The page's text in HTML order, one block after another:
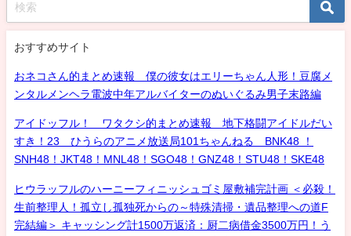
おすすめサイト
おネコさん的まとめ速報 僕の彼女はエリーちゃん人形！豆腐メ
ンタルメンヘラ電波中年アルバイターのぬいぐるみ男子末路編
アイドッフル！ ワタクシ的まとめ速報 地下格闘アイドルだい
すき！23 ひうらのアニメ放送局101ちゃんねる BNK48 ！
SNH48！JKT48！MNL48！SGO48！GNZ48！STU48！SKE48
ヒウラッフルのハーニーフィニッシュゴミ屋敷補完計画 ＜必殺！
生前整理人！孤立し孤独死からの～特殊清掃・遺品整理への道F
完結編＞ キャッシング計1500万返済：厨二病借金3500万円！う